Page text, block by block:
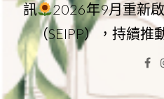
訊
2026年9月重新
（SEIPP），持續推